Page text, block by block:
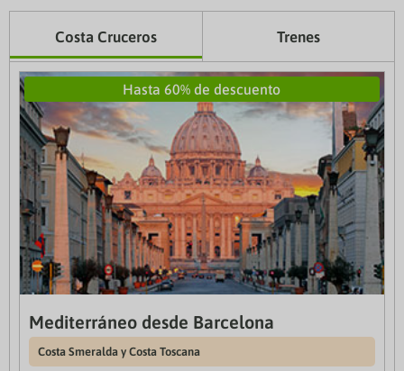
Costa Cruceros Trenes
Hasta 60% de descuento
Mediterráneo desde Barcelona
Costa Smeralda y Costa Toscana
Rutas tren
Barcelona - Madrid
Ida
desde
36
Madrid - Barcelona
Ida
30 €
Ida
19 €